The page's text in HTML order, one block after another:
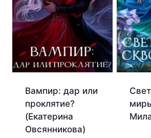
Вампир: дар или
проклятие?
(Екатерина
Овсянникова)